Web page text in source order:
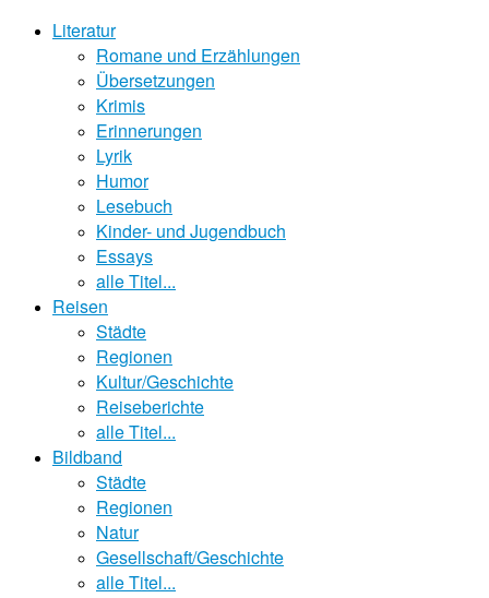
Literatur
Romane und Erzählungen
Übersetzungen
Krimis
Erinnerungen
Lyrik
Humor
Lesebuch
Kinder- und Jugendbuch
Essays
alle Titel...
Reisen
Städte
Regionen
Kultur/Geschichte
Reiseberichte
alle Titel...
Bildband
Städte
Regionen
Natur
Gesellschaft/Geschichte
alle Titel...